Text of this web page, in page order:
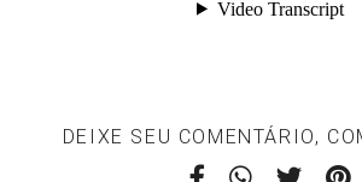
DEIXE SEU COMENTÁRIO,